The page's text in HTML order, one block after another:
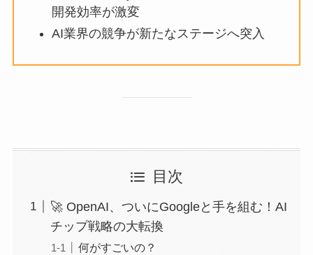
開発効率が激変
AI業界の競争が新たなステージへ突入
目次
🚀 OpenAI、ついにGoogleと手を組む！AI
チップ戦略の大転換
何がすごいの？